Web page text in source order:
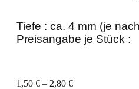
Tiefe : ca. 4 mm (je
Preisangabe je Stück :
1,50 € – 2,80 €